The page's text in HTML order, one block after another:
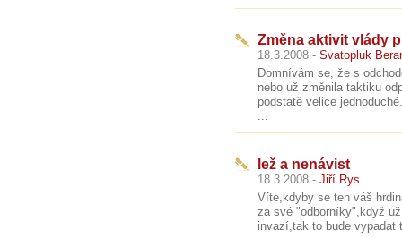
Změna aktivit vlády
18.3.2008 - Svatopluk
Domnívám se, že s
nebo už změnila taktiku
podstatě velice
...
lež a nenávist
18.3.2008 - Jiří Rys
Víte,kdyby se ten váš
za své "odborníky",když
invazí,tak to bude vypadat